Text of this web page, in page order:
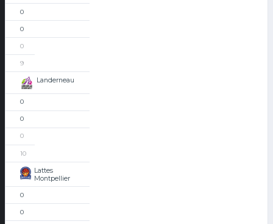
0
0
0
9
Landerneau
0
0
0
10
Lattes
Montpellier
0
0